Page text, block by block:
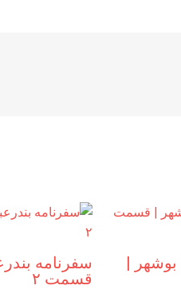
بوشهر |‌
سفرنامه
قسمت ۲